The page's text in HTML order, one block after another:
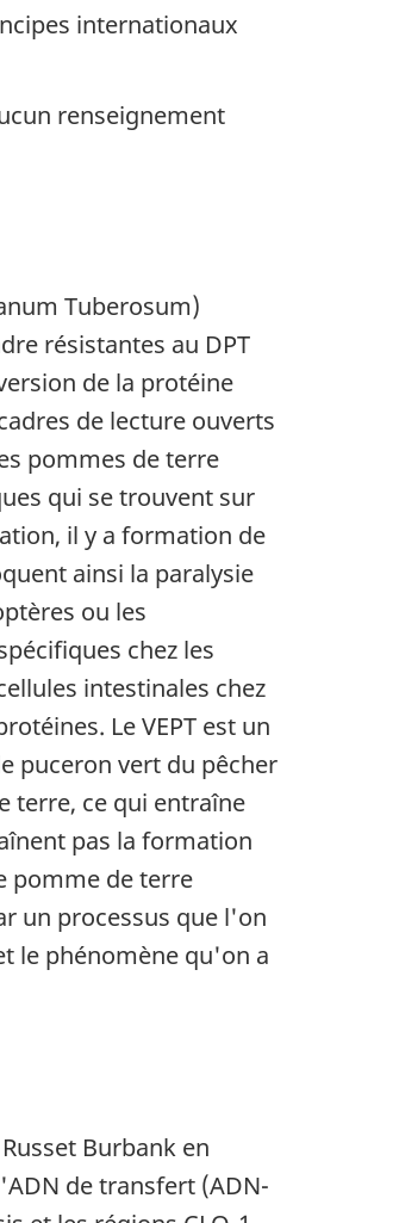
internationaux
renseignement
Tuberosum)
résistantes au DPT
de la protéine
de lecture ouverts
pommes de terre
qui se trouvent sur
il y a formation de
ainsi la paralysie
ou les
chez les
intestinales chez
Le VEPT est un
puceron vert du pêcher
terre, ce qui entraîne
pas la formation
pomme de terre
un processus que l'on
le phénomène qu'on a
Russet Burbank en
de transfert (ADN-